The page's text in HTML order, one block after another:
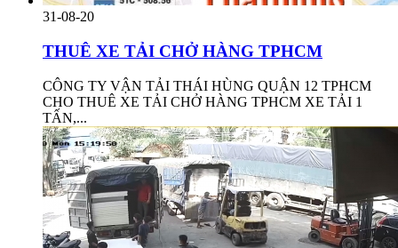
31-08-20
THUÊ XE TẢI CHỞ HÀNG TPHCM
CÔNG TY VẬN TẢI THÁI HÙNG QUẬN 12 TPHCM
CHO THUÊ XE TẢI CHỞ HÀNG TPHCM XE TẢI 1
TẤN,...